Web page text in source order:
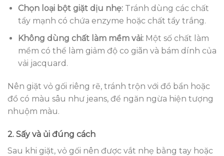
Chọn loại bột giặt dịu nhẹ:Tránh dùng các chất
tẩy mạnh có chứa enzyme hoặc chất tẩy trắng.
Không dùng chất làm mềm vải:Một số chất làm
mềm có thể làm giảm độ co giãn và bám dính của
vải jacquard.
Nên giặt vỏ gối riêng rẽ, tránh trộn với đồ bẩn hoặc
đồ có màu sâu như jeans, để ngăn ngừa hiện tượng
nhuộm màu.
2. Sấy và ủi đúng cách
Sau khi giặt, vỏ gối nên được vắt nhẹ bằng tay hoặc